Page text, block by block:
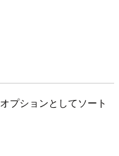
プションとしてソート